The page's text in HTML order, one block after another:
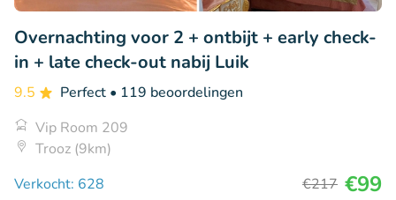
Overnachting voor 2 + ontbijt + early check-
in + late check-out nabij Luik
9.5 Perfect • 119 beoordelingen
Vip Room 209
Trooz (9km)
Verkocht: 628
€217 €99